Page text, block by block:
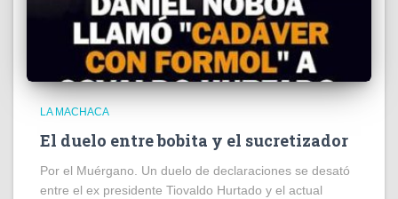
LA MACHACA
El duelo entre bobita y el sucretizador
Por el Muérgano. Un duelo de declaraciones se desató
entre el ex presidente Tiovaldo Hurtado y el actual